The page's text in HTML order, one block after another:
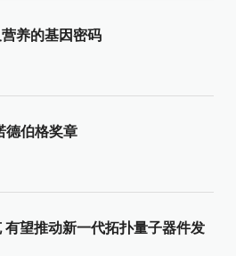
养的基因密码
德伯格奖章
望推动新一代拓扑量子器件发